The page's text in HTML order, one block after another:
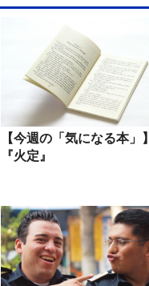
【今週の「気になる本」】
『火定』